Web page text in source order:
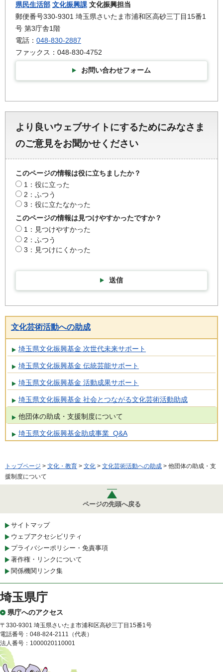
県民生活部 文化振興課 文化振興担当
郵便番号330-9301 埼玉県さいたま市浦和区高砂三丁目15番1
号 第3庁舎1階
電話： 048-830-2887
ファックス：048-830-4752
お問い合わせフォーム
より良いウェブサイトにするためにみなさま
のご意見をお聞かせください
このページの情報は役に立ちましたか？
1：役に立った
2：ふつう
3：役に立たなかった
このページの情報は見つけやすかったですか？
1：見つけやすかった
2：ふつう
3：見つけにくかった
送信
文化芸術活動への助成
埼玉県文化振興基金 次世代未来サポート
埼玉県文化振興基金 伝統芸能サポート
埼玉県文化振興基金 活動成果サポート
埼玉県文化振興基金 社会とつながる文化芸術活動助成
他団体の助成・支援制度について
埼玉県文化振興基金助成事業 Q&A
トップページ > 文化・教育 > 文化 > 文化芸術活動への助成 > 他団体の助成・支
援制度について
ページの先頭へ戻る
サイトマップ
ウェブアクセシビリティ
プライバシーポリシー・免責事項
著作権・リンクについて
関係機関リンク集
埼玉県庁
県庁へのアクセス
〒330-9301 埼玉県さいたま市浦和区高砂三丁目15番1号
電話番号：048-824-2111（代表）
法人番号：1000020110001